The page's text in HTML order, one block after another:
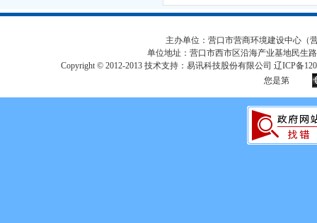
主办单位：营口市营商环境建设中心（
单位地址：营口市西市区沿海产业基地民生
Copyright © 2012-2013 技术支持：易讯科技股份有限公司 辽ICP备
您是第